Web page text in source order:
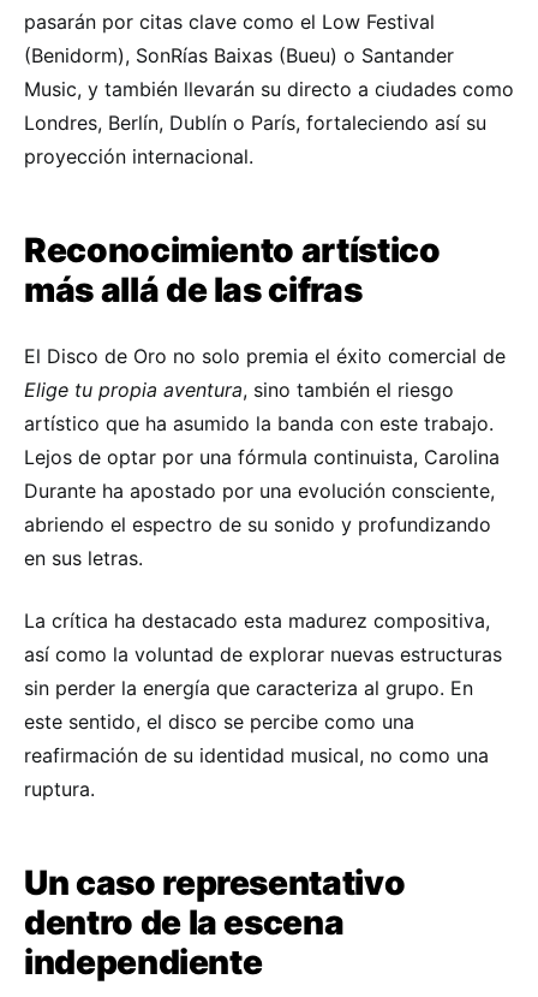
pasarán por citas clave como el Low Festival
(Benidorm), SonRías Baixas (Bueu) o Santander
Music, y también llevarán su directo a ciudades como
Londres, Berlín, Dublín o París, fortaleciendo así su
proyección internacional.
Reconocimiento artístico
más allá de las cifras
El Disco de Oro no solo premia el éxito comercial de
Elige tu propia aventura, sino también el riesgo
artístico que ha asumido la banda con este trabajo.
Lejos de optar por una fórmula continuista, Carolina
Durante ha apostado por una evolución consciente,
abriendo el espectro de su sonido y profundizando
en sus letras.
La crítica ha destacado esta madurez compositiva,
así como la voluntad de explorar nuevas estructuras
sin perder la energía que caracteriza al grupo. En
este sentido, el disco se percibe como una
reafirmación de su identidad musical, no como una
ruptura.
Un caso representativo
dentro de la escena
independiente